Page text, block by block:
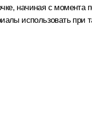
начиная с момента
использовать при